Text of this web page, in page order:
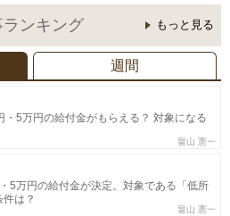
ランキング もっと見る
週間
・5万円の給付金がもらえる？ 対象になる
畠山 憲一
5万円の給付金が決定。対象である「低所
は？
畠山 憲一